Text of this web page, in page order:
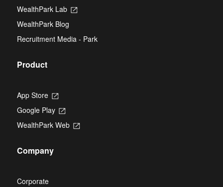
WealthPark Lab
Opens
new
tab
WealthPark Blog
Recruitment Media - Park
Product
App Store
Opens
a
new
tab
Google Play
Opens
a
WealthPark Web
Opens
Company
Corporate